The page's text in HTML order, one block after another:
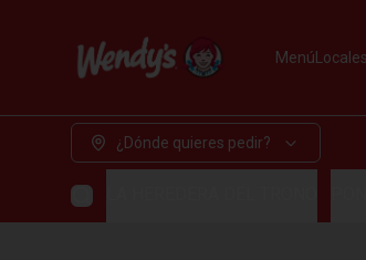
Menú Locales
¿Dónde quieres pedir?